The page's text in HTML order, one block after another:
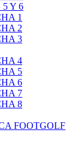
Y 6
1
2
3
4
5
6
7
8
FOOTGOLF